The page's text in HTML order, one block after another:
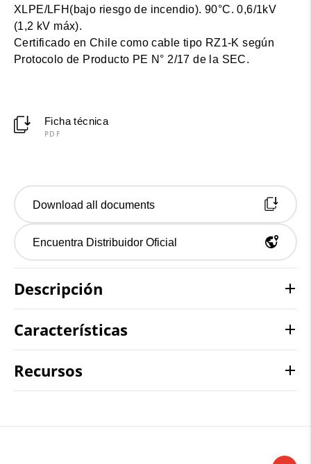
XLPE/LFH(bajo riesgo de incendio). 90°C. 0,6/1kV
(1,2 kV máx).
Certificado en Chile como cable tipo RZ1-K según
Protocolo de Producto PE N° 2/17 de la SEC.
Ficha técnica
PDF
Download all documents
Encuentra Distribuidor Oficial
Descripción
Características
Recursos